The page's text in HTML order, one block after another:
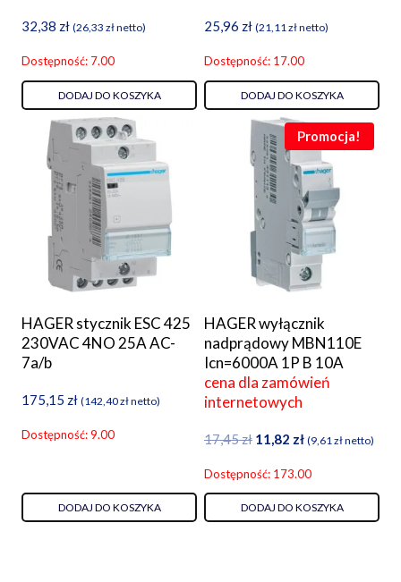
32,38 zł (26,33 złnetto)
Dostępność: 7.00
DODAJ DO KOSZYKA
25,96 zł (21,11złnetto)
Dostępność: 17.00
DODAJ DO KOSZYKA
HAGER stycznik ESC 425
230VAC 4NO 25A AC-
7a/b
175,15 zł (142,40złnetto)
Dostępność: 9.00
DODAJ DO KOSZYKA
Promocja!
HAGER wyłącznik
nadprądowy MBN110E
Icn=6000A 1P B 10A
cena dla zamówień
internetowych
17,45zł Pierwotna
wynosiła:
17,45 zł.
11,82 złAktualna
wynosi:
11,82 zł.
(9,61 złnetto)
Dostępność: 173.00
DODAJ DO KOSZYKA